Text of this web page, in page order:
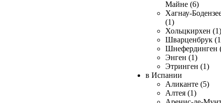
Майне (6)
Хагнау-
(1)
Хольцкирхен (1)
Шварценбрук
Шнефердинген
Энген (1)
Этринген (1)
в Испании
Аликанте (5)
Алтея (1)